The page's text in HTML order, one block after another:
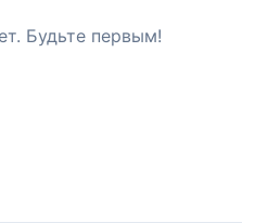
Будьте первым!